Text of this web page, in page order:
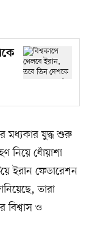
মধ্যকার যুদ্ধ শুরু
নিয়ে ধোঁয়াশা
ইরান ফেডারেশন
তারা
বিশ্বাস ও